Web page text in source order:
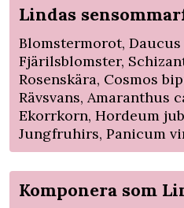
Lindas
Blomstermorot,
Fjärilsblomster,
Rosenskära, Cosmos
Rävsvans, Amaranthus
Ekorrkorn, Hordeum
Jungfruhirs, Panicum
Komponera som